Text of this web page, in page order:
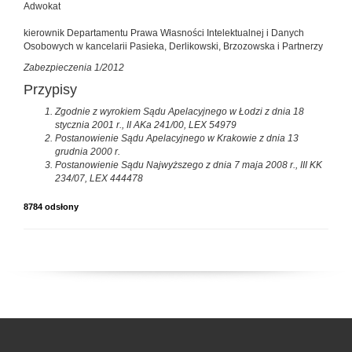
Adwokat
kierownik Departamentu Prawa Własności Intelektualnej i Danych
Osobowych w kancelarii Pasieka, Derlikowski, Brzozowska i Partnerzy
Zabezpieczenia 1/2012
Przypisy
Zgodnie z wyrokiem Sądu Apelacyjnego w Łodzi z dnia 18
stycznia 2001 r., II AKa 241/00, LEX 54979
Postanowienie Sądu Apelacyjnego w Krakowie z dnia 13
grudnia 2000 r.
Postanowienie Sądu Najwyższego z dnia 7 maja 2008 r., III KK
234/07, LEX 444478
8784 odsłony